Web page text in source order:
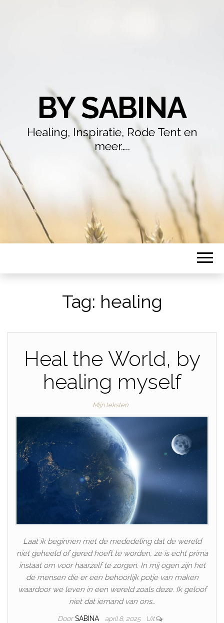
BY SABINA
Healing, Inspiratie, Rode Tent en
meer…..
Tag: healing
Heal the World, by
healing myself
Mijn teksten
Laat ik beginnen met de mededeling dat de wereld
niet geheeld of gered hoeft te worden, ze is echt prima
instaat om voor haarzelf te zorgen. In mij ogen zijn het
de mensen die er een behoorlijk potje van maken
waardoor we leven in een wereld zoals deze. Ik geloof
niet dat iemand van ons…
Door SABINA april 8, 2025 Uit